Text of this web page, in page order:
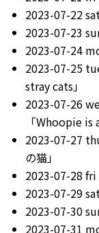
2023-07-22
2023-07-23
2023-07-24
2023-07-25
stray cats」
2023-07-26
「Whoopie is
2023-07-27
の猫」
2023-07-28 fri
2023-07-29
2023-07-30
2023-07-31